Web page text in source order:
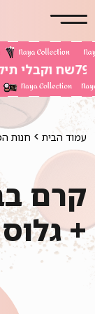
עמוד הבית חנות
קרם
+